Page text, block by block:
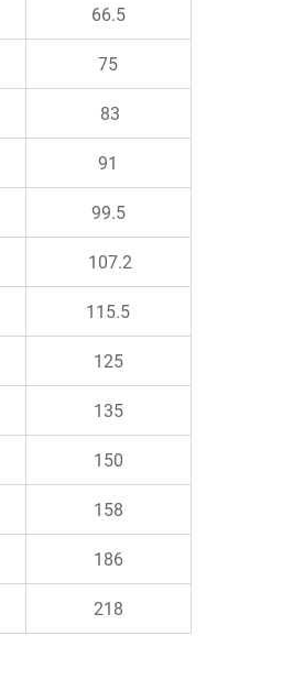
66.5
75
83
91
99.5
107.2
115.5
125
135
150
158
186
218